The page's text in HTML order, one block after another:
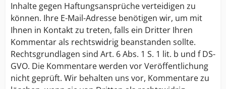
Inhalte gegen Haftungsansprüche verteidigen zu
können. Ihre E-Mail-Adresse benötigen wir, um mit
Ihnen in Kontakt zu treten, falls ein Dritter Ihren
Kommentar als rechtswidrig beanstanden sollte.
Rechtsgrundlagen sind Art. 6 Abs. 1 S. 1 lit. b und f DS-
GVO. Die Kommentare werden vor Veröffentlichung
nicht geprüft. Wir behalten uns vor, Kommentare zu